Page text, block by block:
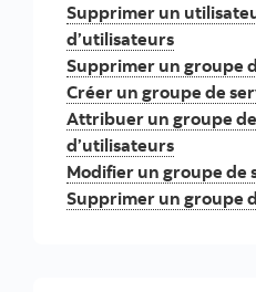
Supprimer un
d’utilisateurs
Supprimer un groupe
Créer un groupe de
Attribuer un groupe
d’utilisateurs
Modifier un groupe de
Supprimer un groupe